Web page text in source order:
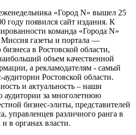
«Город N» вышел 25
году появился сайт издания. К
команда «Города N»
Миссия газеты и портала —
в Ростовской области,
объем качественной
а рекламодателям - самый
Ростовской области.
и актуальность – наши
аудитории за многолетнюю
бизнес-элиты, представителей
управленцев различного ранга в
в органах власти.